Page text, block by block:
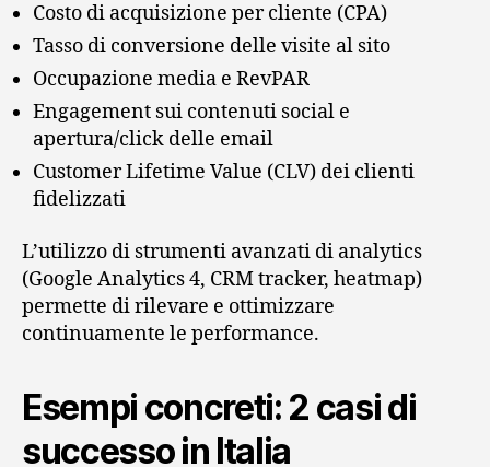
Costo di acquisizione per cliente (CPA)
Tasso di conversione delle visite al sito
Occupazione media e RevPAR
Engagement sui contenuti social e
apertura/click delle email
Customer Lifetime Value (CLV) dei clienti
fidelizzati
L’utilizzo di strumenti avanzati di analytics
(Google Analytics 4, CRM tracker, heatmap)
permette di rilevare e ottimizzare
continuamente le performance.
Esempi concreti: 2 casi di
successo in Italia